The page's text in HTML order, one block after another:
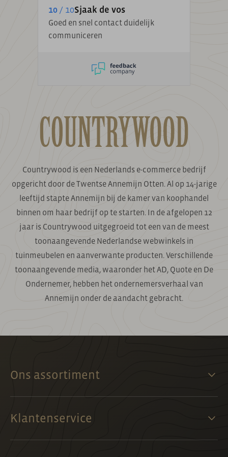
Countrywood is een Nederlands e-commerce bedrijf
opgericht door de Twentse Annemijn Otten. Al op 14-jarige
leeftijd stapte Annemijn bij de kamer van koophandel
binnen om haar bedrijf op te starten. In de afgelopen 12
jaar is Countrywood uitgegroeid tot een van de meest
toonaangevende Nederlandse webwinkels in
tuinmeubelen en aanverwante producten. Verschillende
toonaangevende media, waaronder het AD, Quote en De
Ondernemer, hebben het ondernemersverhaal van
Annemijn onder de aandacht gebracht.
10 / 10Sjaak de vos
Goed en snel contact duidelijk
communiceren
Ons assortiment
Klantenservice